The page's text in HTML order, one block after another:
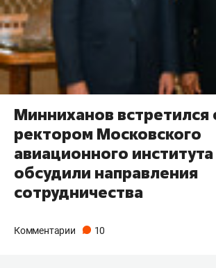
Минниханов встретился
ректором Московского
авиационного
обсудили направления
сотрудничества
Комментарии 10